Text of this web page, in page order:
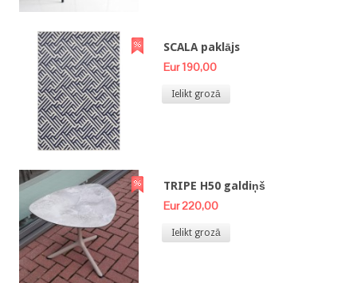
SCALA paklājs
Eur 190,00
Ielikt grozā
TRIPE H50 galdiņš
Eur 220,00
Ielikt grozā